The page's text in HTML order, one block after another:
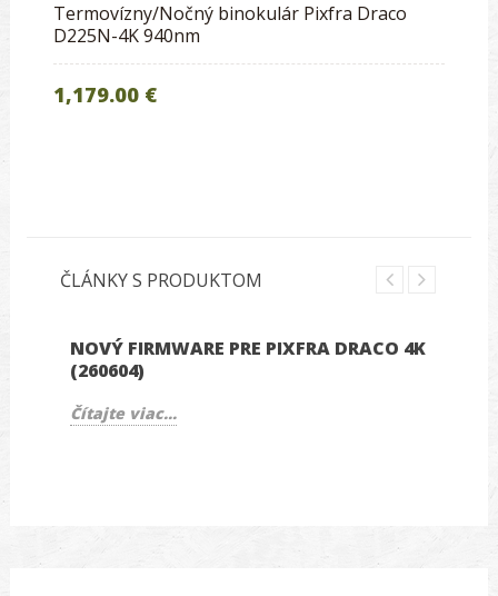
Termovízny/Nočný binokulár Pixfra Draco
D225N-4K 940nm
1,179.00 €
ČLÁNKY S PRODUKTOM
NOVÝ FIRMWARE PRE PIXFRA DRACO 4K
(260604)
Čítajte viac...